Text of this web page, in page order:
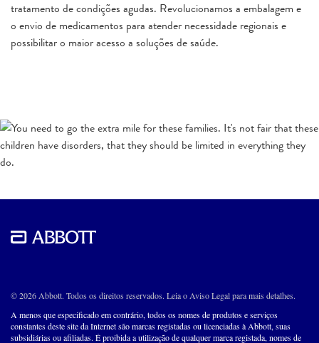
tratamento de condições agudas. Revolucionamos a embalagem e
o envio de medicamentos para atender necessidade regionais e
possibilitar o maior acesso a soluções de saúde.
© 2026 Abbott. Todos os direitos reservados. Leia o Aviso Legal para mais detalhes.
A menos que especificado em contrário, todos os nomes de produtos e serviços
constantes deste site da Internet são marcas registadas ou licenciadas à Abbott, suas
subsidiárias ou afiliadas. É proibida a utilização de qualquer marca registada, nomes de